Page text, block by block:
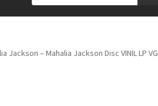
Jackson – Mahalia Jackson Disc VINIL LP VG